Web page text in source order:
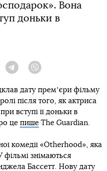
Вона
доньки в
TelegramViber
дату премʼєри фільму
після того, як актриса
вступі її доньки в
це пише The Guardian.
комедії «Otherhood», яка
фільмі знімаються
Бассетт. Нову дату